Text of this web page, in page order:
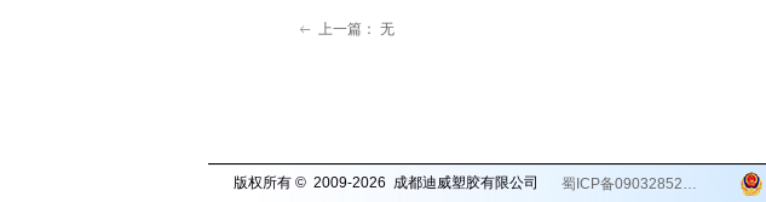
ꂃ 上一篇： 无
版权所有 © 2009-2026 成都迪威塑胶有限公司 蜀ICP备09032852号-1